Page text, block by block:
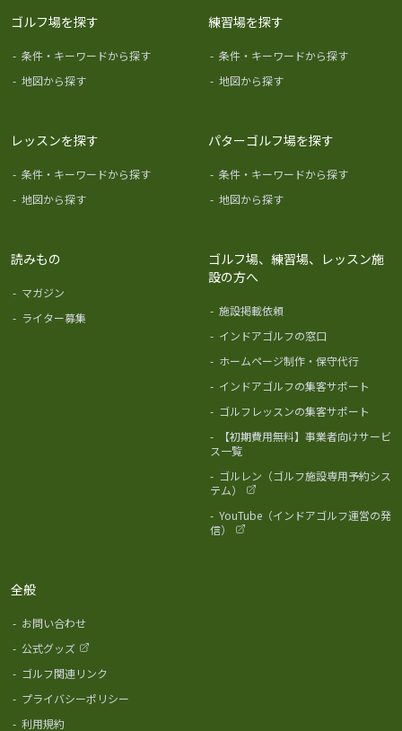
ゴルフ場を探す
- 条件・キーワードから探す
- 地図から探す
練習場を探す
- 条件・キーワードから探す
- 地図から探す
レッスンを探す
- 条件・キーワードから探す
- 地図から探す
パターゴルフ場を探す
- 条件・キーワードから探す
- 地図から探す
読みもの
- マガジン
- ライター募集
ゴルフ場、練習場、レッスン施
設の方へ
- 施設掲載依頼
- インドアゴルフの窓口
- ホームページ制作・保守代行
- インドアゴルフの集客サポート
- ゴルフレッスンの集客サポート
-
【初期費用無料】事業者向けサービ
ス一覧
- ゴルレン（ゴルフ施設専用予約シス
テム）
- YouTube（インドアゴルフ運営の発
信）
全般
- お問い合わせ
- 公式グッズ
- ゴルフ関連リンク
- プライバシーポリシー
- 利用規約